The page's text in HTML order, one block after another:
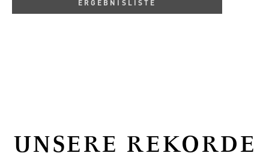
UNSERE REKORDE